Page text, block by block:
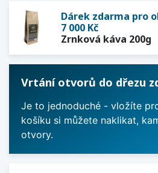
Dárek zdarma pro
7 000 Kč
Zrnková káva 200g
Vrtání otvorů do dřezu
Je to jednoduché - vložíte
košíku si můžete naklikat,
otvory.